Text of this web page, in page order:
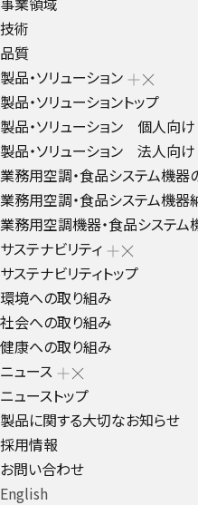
技術
品質
製品・ソリューション
製品・ソリューショントップ
製品・ソリューション 個人向け
製品・ソリューション 法人向け
業務用空調・食品システム機器
業務用空調・食品システム機器
業務用空調機器・食品システ
サステナビリティ
サステナビリティトップ
環境への取り組み
社会への取り組み
健康への取り組み
ニュース
ニューストップ
製品に関する大切なお知らせ
採用情報
お問い合わせ
English